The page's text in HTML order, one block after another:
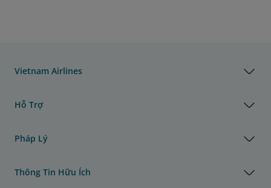
Vietnam Airlines
Hỗ Trợ
Pháp Lý
Thông Tin Hữu Ích